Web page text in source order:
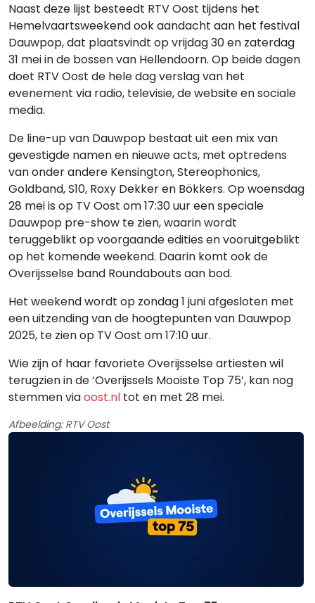
Naast deze lijst besteedt RTV Oost tijdens het
Hemelvaartsweekend ook aandacht aan het festival
Dauwpop, dat plaatsvindt op vrijdag 30 en zaterdag
31 mei in de bossen van Hellendoorn. Op beide dagen
doet RTV Oost de hele dag verslag van het
evenement via radio, televisie, de website en sociale
media.
De line-up van Dauwpop bestaat uit een mix van
gevestigde namen en nieuwe acts, met optredens
van onder andere Kensington, Stereophonics,
Goldband, S10, Roxy Dekker en Bökkers. Op woensdag
28 mei is op TV Oost om 17:30 uur een speciale
Dauwpop pre-show te zien, waarin wordt
teruggeblikt op voorgaande edities en vooruitgeblikt
op het komende weekend. Daarin komt ook de
Overijsselse band Roundabouts aan bod.
Het weekend wordt op zondag 1 juni afgesloten met
een uitzending van de hoogtepunten van Dauwpop
2025, te zien op TV Oost om 17:10 uur.
Wie zijn of haar favoriete Overijsselse artiesten wil
terugzien in de ‘Overijssels Mooiste Top 75’, kan nog
stemmen viaoost.nl tot en met 28 mei.
Afbeelding: RTV Oost
Gerelateerde hitlijsten